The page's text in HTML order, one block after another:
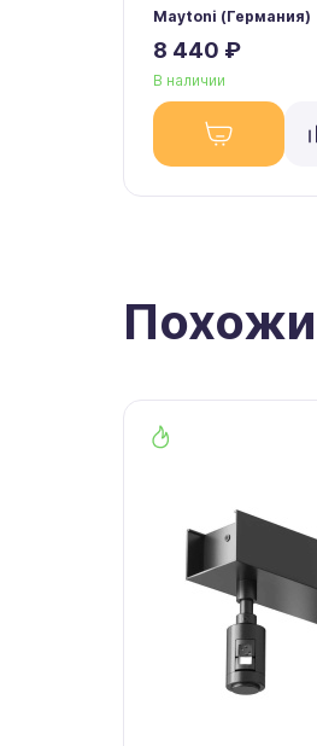
Maytoni (Германия)
8 440 ₽
В наличии